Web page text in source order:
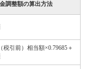
調整額の算出方法
税引前）相当額×0.79685＋